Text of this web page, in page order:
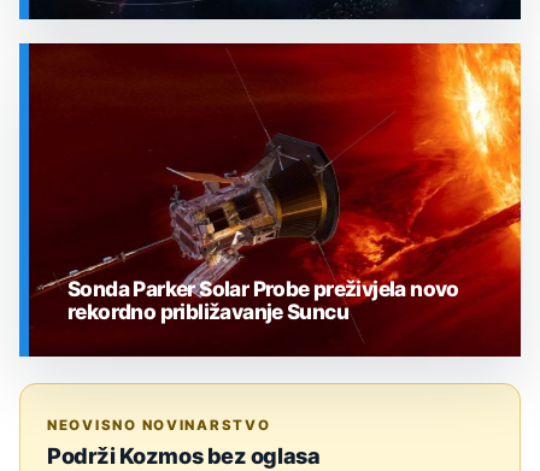
Sonda Parker Solar Probe preživjela novo
rekordno približavanje Suncu
NEOVISNO NOVINARSTVO
Podrži Kozmos bez oglasa